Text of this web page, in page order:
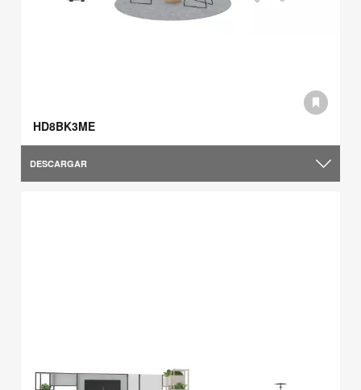
HD8BK3ME
DESCARGAR